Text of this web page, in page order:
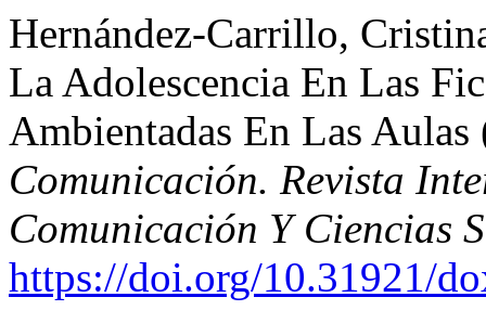
Hernández-Carrillo,
La Adolescencia En Las
Ambientadas En Las
Comunicación. Revista
Comunicación Y Ciencias
https://doi.org/10.31921/